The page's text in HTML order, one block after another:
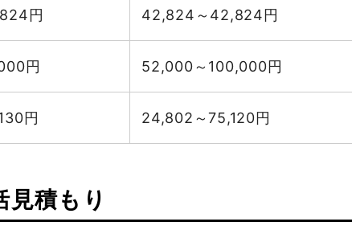
円 42,824～42,824円
円 52,000～100,000円
円 24,802～75,120円
見積もり